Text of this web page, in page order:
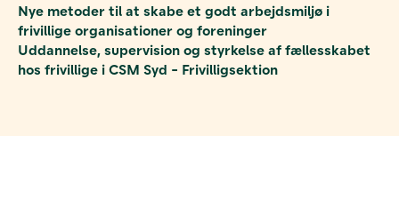
Nye metoder til at skabe et godt arbejdsmiljø i
frivillige organisationer og foreninger
Uddannelse, supervision og styrkelse af fællesskabet
hos frivillige i CSM Syd - Frivilligsektion